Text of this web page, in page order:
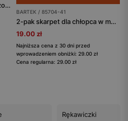
2-pak granatowe i pomarańczowe skarpety chłopięce w owady BARTEK 85704-48
BARTEK / 85704-41
2-pak skarpet dla chłopca w motyw pajęczy BARTEK 85704-41
19.00 zł
Najniższa cena z 30 dni przed
wprowadzeniem obniżki: 29.00 zł
Cena regularna: 29.00 zł
Rękawiczki